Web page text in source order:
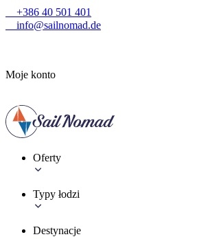
+386 40 501 401
info@sailnomad.de
Moje konto
Oferty
Typy łodzi
Destynacje